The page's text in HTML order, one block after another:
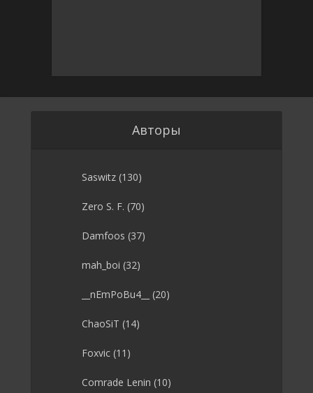
Авторы
Saswitz (130)
Zero S. F. (70)
Damfoos (37)
mah_boi (32)
__nEmPoBu4__ (20)
ChaoSiT (14)
Foxvic (11)
Comrade Lenin (10)